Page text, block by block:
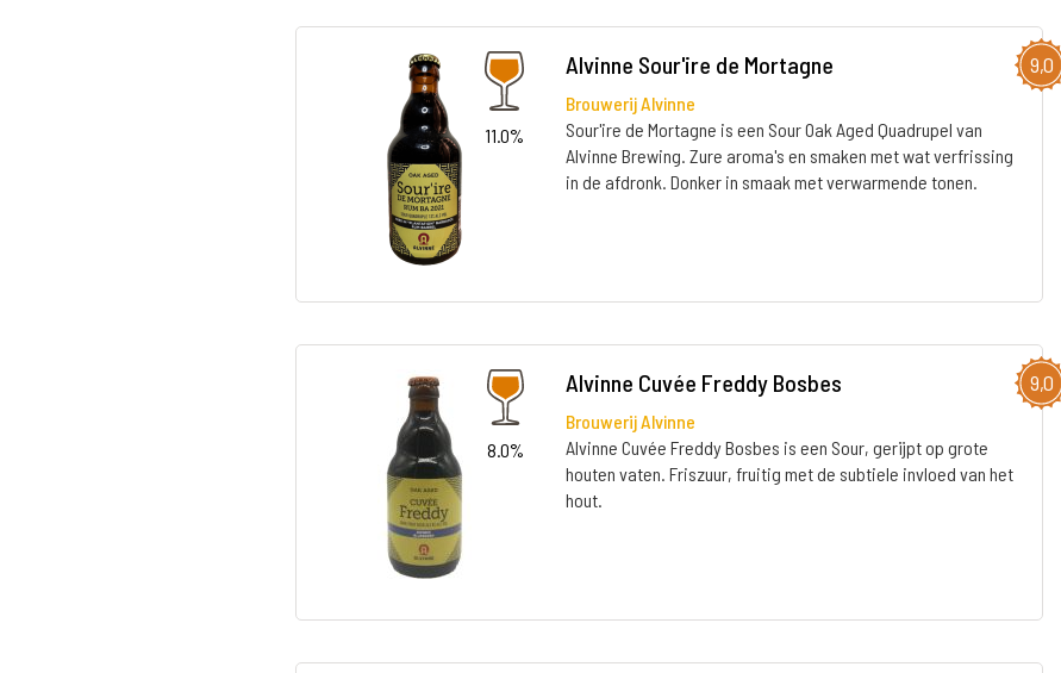
9,0
11.0%
Alvinne Sour'ire de Mortagne
Brouwerij Alvinne
Sour'ire de Mortagne is een Sour Oak Aged Quadrupel van
Alvinne Brewing. Zure aroma's en smaken met wat verfrissing
in de afdronk. Donker in smaak met verwarmende tonen.
9,0
8.0%
Alvinne Cuvée Freddy Bosbes
Brouwerij Alvinne
Alvinne Cuvée Freddy Bosbes is een Sour, gerijpt op grote
houten vaten. Friszuur, fruitig met de subtiele invloed van het
hout.